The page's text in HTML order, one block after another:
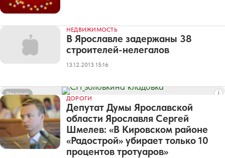
НЕДВИЖИМОСТЬ
В Ярославле задержаны 38
строителей-нелегалов
13.12.2013 15:16
Реклама
ДОРОГИ
Депутат Думы Ярославской
области Ярославля Сергей
Шмелев: «В Кировском районе
«Радострой» убирает только 10
процентов тротуаров»